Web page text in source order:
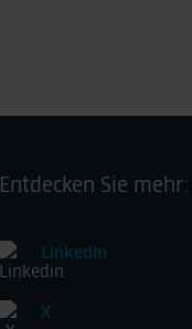
Entdecken Sie mehr:
Linkedin
X